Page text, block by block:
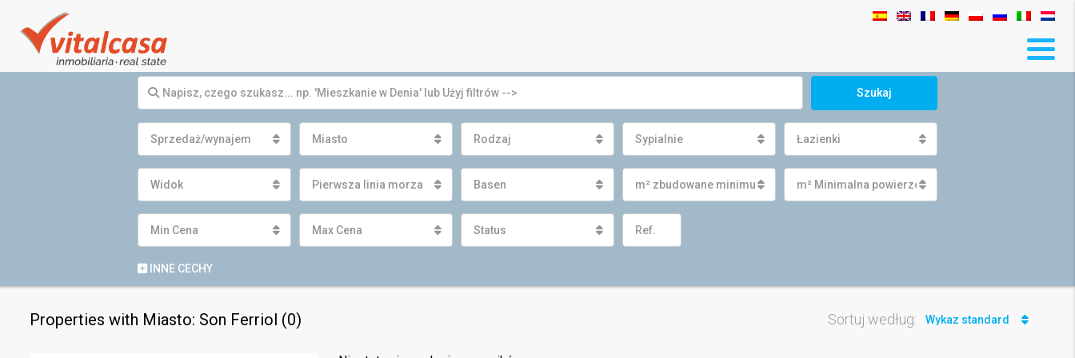
Szukaj
Sprzedaż/wynajem Miasto Rodzaj Sypialnie Łazienki
Widok Pierwsza linia morza Basen m² zbudowane minimum m² Minimalna powierzchnia działki
Min Cena Max Cena Status
INNE CECHY
Properties with Miasto: Son Ferriol (0) Sortuj według: Wykaz standard